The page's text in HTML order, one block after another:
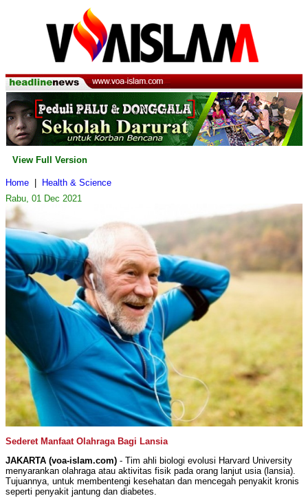
View Full Version
Home
Health & Science
Rabu, 01 Dec 2021
Sederet Manfaat Olahraga Bagi Lansia
JAKARTA (voa-islam.com) - Tim ahli biologi evolusi Harvard University
menyarankan olahraga atau aktivitas fisik pada orang lanjut usia (lansia).
Tujuannya, untuk membentengi kesehatan dan mencegah penyakit kronis
seperti penyakit jantung dan diabetes.